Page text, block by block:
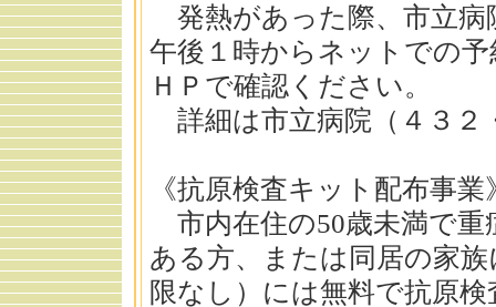
発熱があった際、市立病
午後１時からネットでの
ＨＰで確認ください。
詳細は市立病院（４３２
《抗原検査キット配布事業
市内在住の50歳未満で重
ある方、または同居の家
限なし）には無料で抗原